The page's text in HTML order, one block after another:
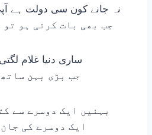
نہ جانے کون سی دولت ہے
جب بھی بات کرتی ہو تو
ساری دنیا غلام
جب بڑی بہن
بہنیں ایک دوسرے سے
ایک دوسرے کی